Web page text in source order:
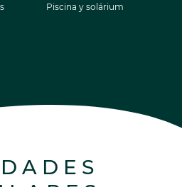
Piscina y solárium